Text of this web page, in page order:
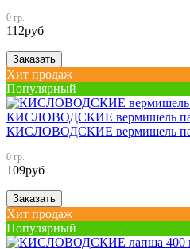
0 гр.
112руб
Заказать
Хит продаж
Популярный
КИСЛОВОДСКИЕ вермишель
КИСЛОВОДСКИЕ вермишель
0 гр.
109руб
Заказать
Хит продаж
Популярный